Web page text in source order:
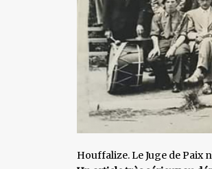
Houffalize. Le Juge de Paix